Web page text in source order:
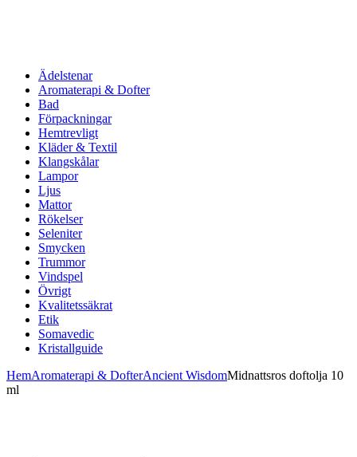
Ädelstenar
Aromaterapi & Dofter
Bad
Förpackningar
Hemtrevligt
Kläder & Textil
Klangskålar
Lampor
Ljus
Mattor
Rökelser
Seleniter
Smycken
Trummor
Vindspel
Övrigt
Kvalitetssäkrat
Etik
Somavedic
Kristallguide
HemAromaterapi & DofterAncient WisdomMidnattsros doftolja 10
ml